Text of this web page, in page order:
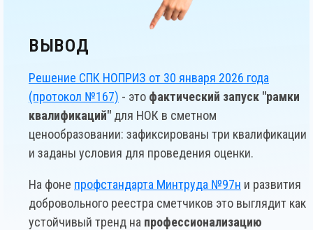
ВЫВОД
Решение СПК НОПРИЗ от 30 января 2026 года
(протокол №167) - это фактический запуск "рамки
квалификаций" для НОК в сметном
ценообразовании: зафиксированы три квалификации
и заданы условия для проведения оценки.
На фоне профстандарта Минтруда №97н и развития
добровольного реестра сметчиков это выглядит как
устойчивый тренд на профессионализацию